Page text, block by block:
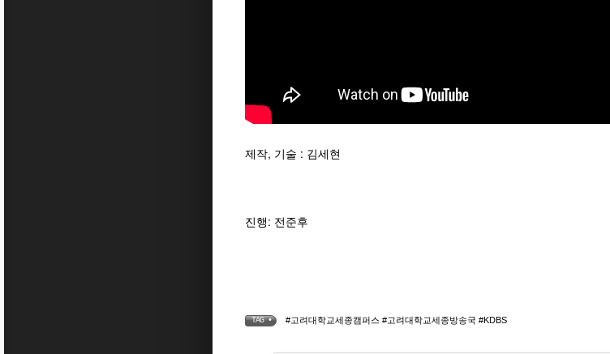
제작, 기술 : 김세현
진행: 전준후
TAG • #고려대학교세종캠퍼스 #고려대학교세종방송국 #KDBS